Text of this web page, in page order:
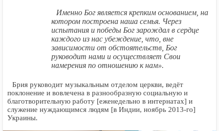
Именно Бог является крепким основанием, на
котором построена наша семья. Через
испытания и победы Бог зарождал в сердце
каждого из нас убеждение, что, вне
зависимости от обстоятельств, Бог
руководит нами и осуществляет Свои
намерения по отношению к нам».
Брия руководит музыкальным отделом церкви, ведёт
поклонение и вовлечена в разнообразную социальную и
благотворительную работу [еженедельно в интернатах] и
служение нуждающимся людям [в Индии, ноябрь 2013-го]
Украины.